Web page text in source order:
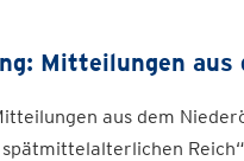
Mitteilungen
aus dem